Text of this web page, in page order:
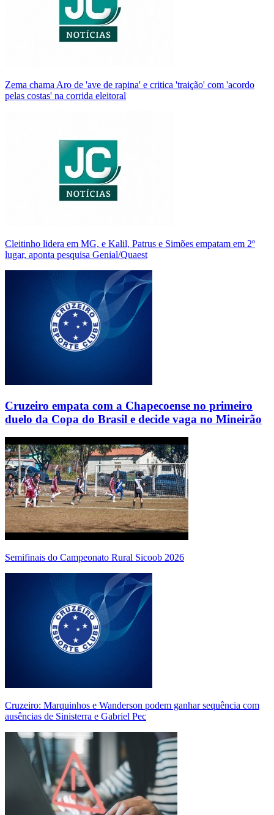
Zema chama Aro de 'ave de rapina' e critica 'traição' com 'acordo
pelas costas' na corrida eleitoral
Cleitinho lidera em MG, e Kalil, Patrus e Simões empatam em 2º
lugar, aponta pesquisa Genial/Quaest
Cruzeiro empata com a Chapecoense no primeiro
duelo da Copa do Brasil e decide vaga no Mineirão
Semifinais do Campeonato Rural Sicoob 2026
Cruzeiro: Marquinhos e Wanderson podem ganhar sequência com
ausências de Sinisterra e Gabriel Pec